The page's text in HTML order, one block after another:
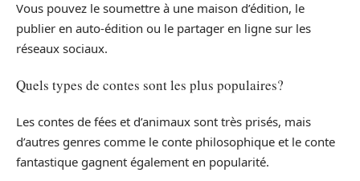
Vous pouvez le soumettre à une maison d’édition, le
publier en auto-édition ou le partager en ligne sur les
réseaux sociaux.
Quels types de contes sont les plus populaires?
Les contes de fées et d’animaux sont très prisés, mais
d’autres genres comme le conte philosophique et le conte
fantastique gagnent également en popularité.